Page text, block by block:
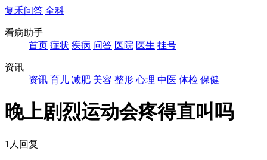
复禾问答 全科
看病助手
首页 症状 疾病 问答 医院 医生 挂号
资讯
资讯 育儿 减肥 美容 整形 心理 中医 体检 保健
晚上剧烈运动会疼得直叫吗
1人回复